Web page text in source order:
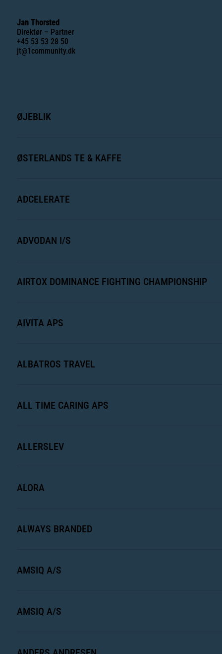
Jan Thorsted
Direktør – Partner
+45 53 53 28 50
jt@1community.dk
ØJEBLIK
ØSTERLANDS TE & KAFFE
ADCELERATE
ADVODAN I/S
AIRTOX DOMINANCE FIGHTING CHAMPIONSHIP
AIVITA APS
ALBATROS TRAVEL
ALL TIME CARING APS
ALLERSLEV
ALORA
ALWAYS BRANDED
AMSIQ A/S
AMSIQ A/S